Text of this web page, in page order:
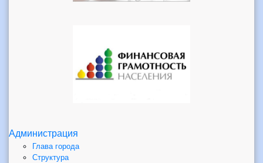
Администрация
Глава города
Структура